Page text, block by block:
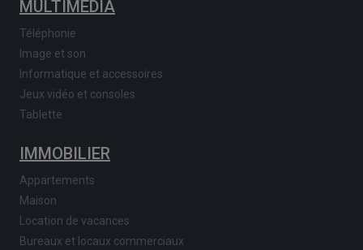
MULTIMEDIA
Téléphonie
Image et son
Informatique et accessoires
Jeux vidéo et consoles
Tablette
IMMOBILIER
Appartements
Maison
Location de vacances
Bureaux et locaux commerciaux